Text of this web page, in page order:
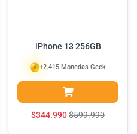
iPhone 13 256GB
$344.990$599.990
+2.415 Monedas Geek